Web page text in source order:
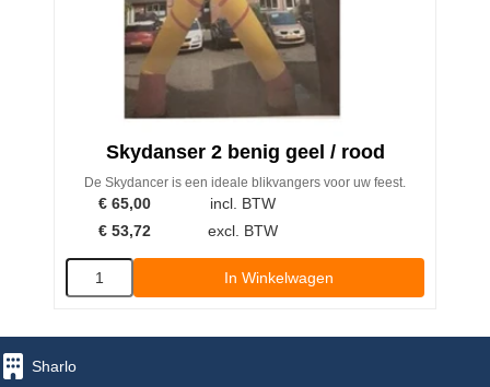
Skydanser 2 benig geel / rood
De Skydancer is een ideale blikvangers voor uw feest.
€ 65,00
incl. BTW
€ 53,72 excl. BTW
In Winkelwagen
Sharlo